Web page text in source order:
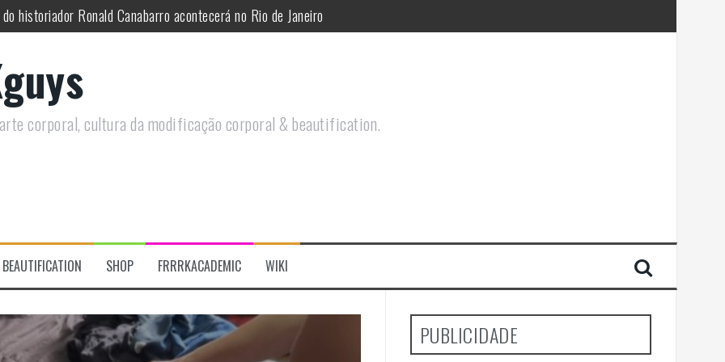
historiador Ronald Canabarro acontecerá no Rio de Janeiro
em Agosto e discutirá questões LGBTQIAPN+ e Modificações Corporais
discutirá sobre as tentativas de criminalizar as nossas práticas e cultura
corporais 2.0
a celebração do Orgulho Freak no Chile
corporal, cultura da modificação corporal & beautification.
BEAUTIFICATION SHOP FRRRKACADEMIC WIKI
PUBLICIDADE